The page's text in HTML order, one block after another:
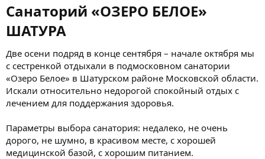
Санаторий «ОЗЕРО БЕЛОЕ»
ШАТУРА​
Две осени подряд в конце сентября – начале октября мы
с сестренкой отдыхали в подмосковном санатории
«Озеро Белое» в Шатурском районе Московской области.
Искали относительно недорогой спокойный отдых с
лечением для поддержания здоровья.
Параметры выбора санатория: недалеко, не очень
дорого, не шумно, в красивом месте, с хорошей
медицинской базой, с хорошим питанием.